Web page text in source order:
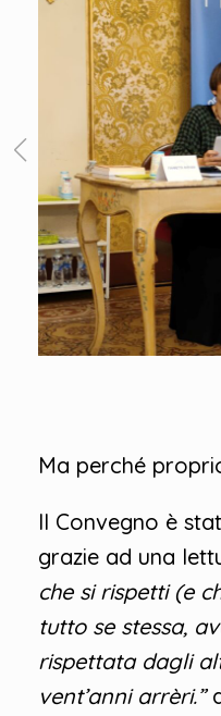
Ma perché
Il Convegno è
grazie ad una
che si rispetti (e
tutto se stessa,
rispettata dagli
vent’anni arrèri.”